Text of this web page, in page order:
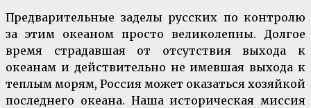
Предварительные заделы русских по контролю
за этим океаном просто великолепны. Долгое
время страдавшая от отсутствия выхода к
океанам и действительно не имевшая выхода к
теплым морям, Россия может оказаться хозяйкой
последнего океана. Наша историческая миссия